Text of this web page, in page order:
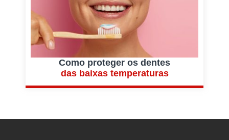
Como proteger os dentes
das baixas temperaturas